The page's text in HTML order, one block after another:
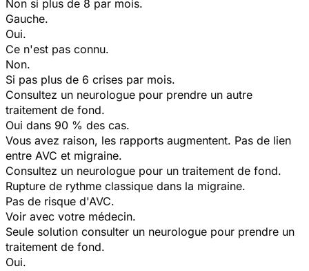
Non si plus de 8 par mois.
Gauche.
Oui.
Ce n'est pas connu.
Non.
Si pas plus de 6 crises par mois.
Consultez un neurologue pour prendre un autre
traitement de fond.
Oui dans 90 % des cas.
Vous avez raison, les rapports augmentent. Pas de lien
entre AVC et migraine.
Consultez un neurologue pour un traitement de fond.
Rupture de rythme classique dans la migraine.
Pas de risque d'AVC.
Voir avec votre médecin.
Seule solution consulter un neurologue pour prendre un
traitement de fond.
Oui.